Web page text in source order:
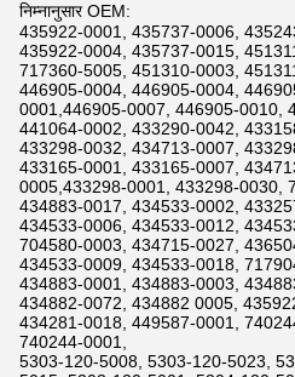
निम्नानुसार OEM:
435922-0001, 435737-0006,
435922-0004, 435737-0015,
717360-5005, 451310-0003,
446905-0004, 446905-0004,
0001,446905-0007, 446905-0010,
441064-0002, 433290-0042,
433298-0032, 434713-0007,
433165-0001, 433165-0007,
0005,433298-0001, 433298-0030,
434883-0017, 434533-0002,
434533-0006, 434533-0012,
704580-0003, 434715-0027,
434533-0009, 434533-0018,
434883-0001, 434883-0003,
434882-0072, 434882 0005,
434281-0018, 449587-0001,
740244-0001,
5303-120-5008, 5303-120-5023,